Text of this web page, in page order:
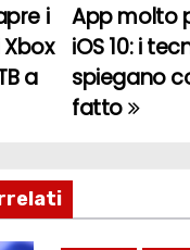
App molto
iOS 10: i
spiegano
fatto
i
a